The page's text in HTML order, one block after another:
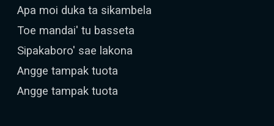
Apa moi duka ta sikambela
Toe mandai' tu basseta
Sipakaboro' sae lakona
Angge tampak tuota
Angge tampak tuota